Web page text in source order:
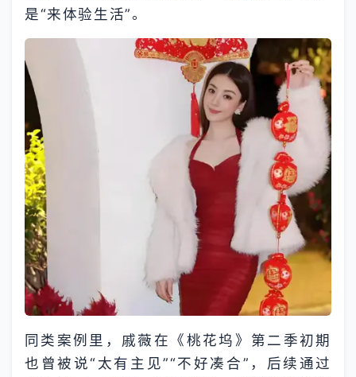
是“来体验生活”。
同类案例里，戚薇在《桃花坞》第二季初期
也曾被说“太有主见”“不好凑合”，后续通过